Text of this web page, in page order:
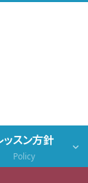
ッスン方針
Policy